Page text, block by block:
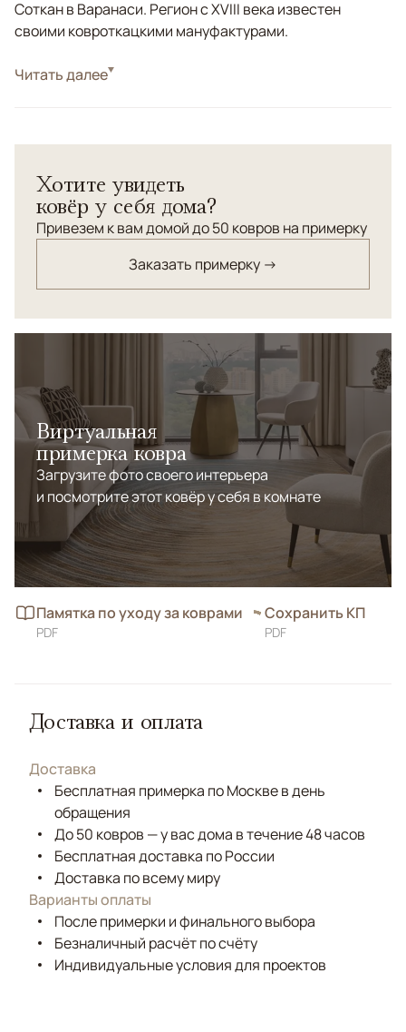
Соткан в Варанаси. Регион с XVIII века известен
своими ковроткацкими мануфактурами.
СтильСовременные
сотканное из натуральной шерсти и бамбукового
шёлка. Высокий ворс (2 см) придаёт ковру особую
мягкость, а плотная текстура обеспечивает комфорт и
долговечный, он органично вписывается в различные
интерьерные решения, выступая в роли спокойного
фонового элемента. Ковёр поддерживает общий
колорит пространства и наполняет интерьер
ощущением уюта и сбалансированной эстетики.
Читать далее
Хотите увидеть
ковёр у себя дома?
Привезем к вам домой до 50 ковров на примерку
Заказать примерку →
Виртуальная
примерка ковра
Загрузите фото своего интерьера
и посмотрите этот ковёр у себя в комнате
Памятка по уходу за коврами
PDF
Сохранить КП
PDF
Доставка и оплата
Доставка
Бесплатная примерка по Москве в день
обращения
До 50 ковров — у вас дома в течение 48 часов
Бесплатная доставка по России
Доставка по всему миру
Варианты оплаты
После примерки и финального выбора
Безналичный расчёт по счёту
Индивидуальные условия для проектов